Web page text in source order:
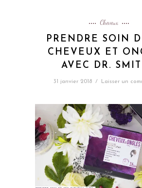
Cheveux
PRENDRE SOIN
CHEVEUX ET
AVEC DR.
31 janvier 2018 / Laisser un